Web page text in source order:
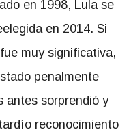
en 1998, Lula se
en 2014. Si
muy significativa,
penalmente
antes sorprendió y
reconocimiento